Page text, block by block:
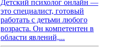
Детский психолог онлайн —
это специалист, готовый
работать с детьми любого
возраста. Он компетентен в
области явлений,...